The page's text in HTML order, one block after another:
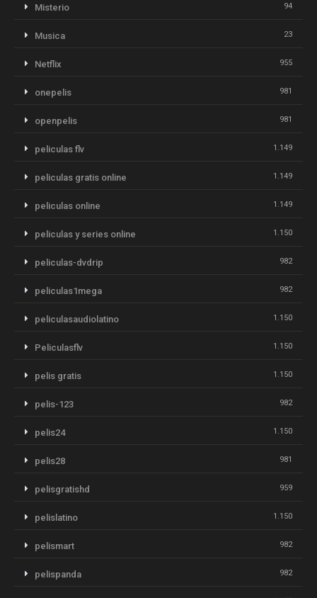
Misterio 94
Musica 23
Netflix 955
onepelis 981
openpelis 981
peliculas flv 1.149
peliculas gratis online 1.149
peliculas online 1.149
peliculas y series online 1.150
peliculas-dvdrip 982
peliculas1mega 982
peliculasaudiolatino 1.150
Peliculasflv 1.150
pelis gratis 1.150
pelis-123 982
pelis24 1.150
pelis28 981
pelisgratishd 959
pelislatino 1.150
pelismart 982
pelispanda 982